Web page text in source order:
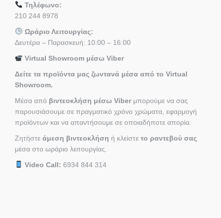
Τηλέφωνο:
210 244 8978
Ωράριο Λειτουργίας:
Δευτέρα – Παρασκευή: 10:00 – 16:00
Virtual Showroom μέσω Viber
Δείτε τα προϊόντα μας ζωντανά μέσα από το Virtual
Showroom.
Μέσα από βιντεοκλήση μέσω Viber μπορούμε να σας
παρουσιάσουμε σε πραγματικό χρόνο χρώματα, εφαρμογή
προϊόντων και να απαντήσουμε σε οποιαδήποτε απορία.
Ζητήστε άμεση βιντεοκλήση ή κλείστε το ραντεβού σας
μέσα στο ωράριο λειτουργίας.
Video Call: 6934 844 314